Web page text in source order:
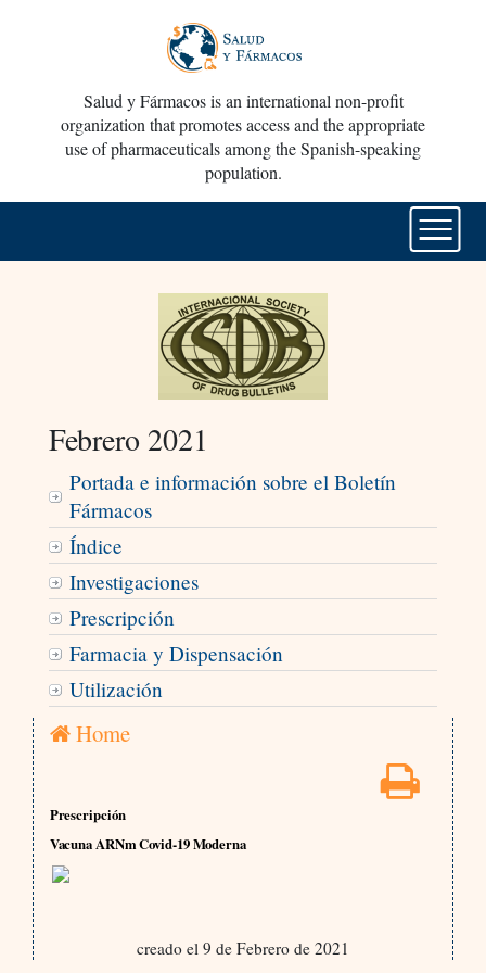
Salud y Fármacos is an international non-profit
organization that promotes access and the appropriate
use of pharmaceuticals among the Spanish-speaking
population.
Febrero 2021
Portada e información sobre el Boletín
Fármacos
Índice
Investigaciones
Prescripción
Farmacia y Dispensación
Utilización
Home
Prescripción
Vacuna ARNm Covid-19 Moderna
creado el 9 de Febrero de 2021